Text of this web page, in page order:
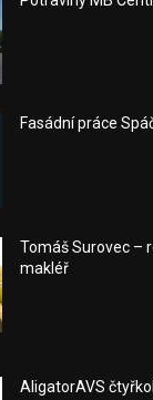
Fasádní práce
Tomáš Surovec –
makléř
AligatorAVS